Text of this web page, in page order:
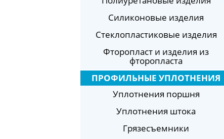
Силиконовые изделия
Стеклопластиковые изделия
Фторопласт и изделия из
фторопласта
ПРОФИЛЬНЫЕ УПЛОТНЕНИЯ
Уплотнения поршня
Уплотнения штока
Грязесъемники